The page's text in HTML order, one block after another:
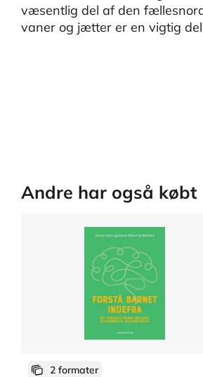
væsentlig del af den
vaner og jætter er en vigtig
Andre har også købt
2 formater